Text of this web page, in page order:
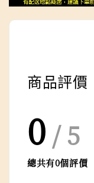
商品評價
0 / 5
總共有0個評價